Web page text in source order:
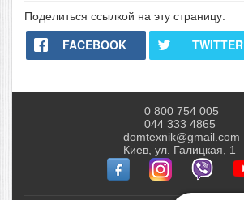
Поделиться ссылкой на эту страницу:
FACEBOOK TWITTER
0 800 754 005
044 333 4865
domtexnik@gmail.com
Киев, ул. Галицкая, 1